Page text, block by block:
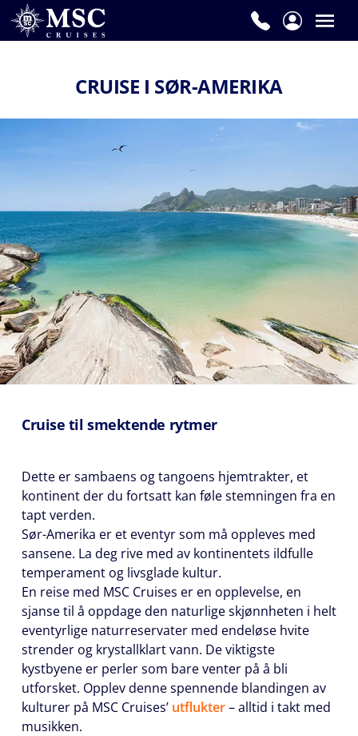
CRUISE I SØR-AMERIKA
Cruise til smektende rytmer
Dette er sambaens og tangoens hjemtrakter, et
kontinent der du fortsatt kan føle stemningen fra en
tapt verden.
Sør-Amerika er et eventyr som må oppleves med
sansene. La deg rive med av kontinentets ildfulle
temperament og livsglade kultur.
En reise med MSC Cruises er en opplevelse, en
sjanse til å oppdage den naturlige skjønnheten i helt
eventyrlige naturreservater med endeløse hvite
strender og krystallklart vann. De viktigste
kystbyene er perler som bare venter på å bli
utforsket. Opplev denne spennende blandingen av
kulturer på MSC Cruises’ utflukter– alltid i takt med
musikken.